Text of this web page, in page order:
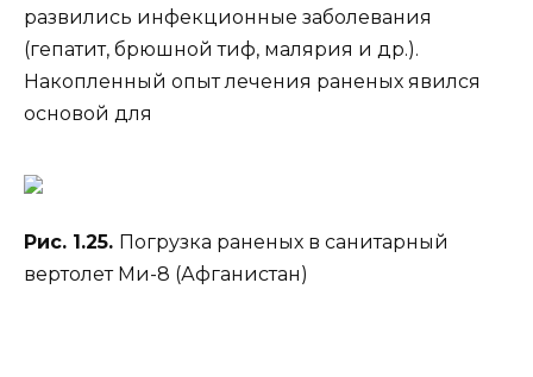
развились инфекционные заболевания
(гепатит, брюшной тиф, малярия и др.).
Накопленный опыт лечения раненых явился
основой для
Рис. 1.25. Погрузка раненых в санитарный
вертолет Ми-8 (Афганистан)